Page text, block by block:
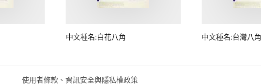
中文種名:白花八角 中文種名:台灣八角
使用者條款、資訊安全與隱私權政策